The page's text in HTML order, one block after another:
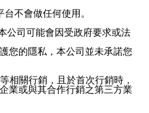
不會做任何使用。
公司可能會因受政府要求或法
您的隱私，本公司並未承諾您
相關行銷，且於首次行銷時，
業或與其合作行銷之第三方業